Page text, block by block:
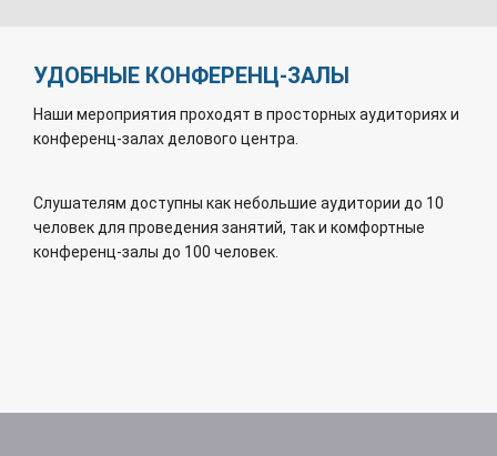
УДОБНЫЕ КОНФЕРЕНЦ-ЗАЛЫ
Наши мероприятия проходят в просторных аудиториях и
конференц-залах делового центра.
Слушателям доступны как небольшие аудитории до 10
человек для проведения занятий, так и комфортные
конференц-залы до 100 человек.